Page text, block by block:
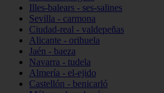
Illes-balears - ses-salines
Sevilla - carmona
Ciudad-real - valdepeñas
Alicante - orihuela
Jaén - baeza
Navarra - tudela
Almería - el-ejido
Castellón - benicarló